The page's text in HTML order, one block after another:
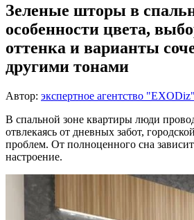
Зеленые шторы в
особенности цвета,
оттенка и варианты
другими тонами
Автор: экспертное агентство "EXODiz"
В спальной зоне квартиры люди
отвлекаясь от дневных забот,
проблем. От полноценного сна
настроение.